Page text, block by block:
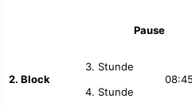
Pause
2. Block
3. Stunde
4. Stunde